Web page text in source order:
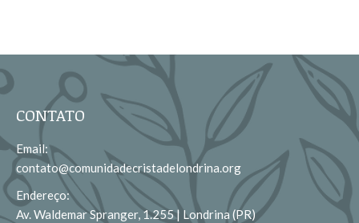
CONTATO
Email:
contato@comunidadecristadelondrina.org
Endereço:
Av. Waldemar Spranger, 1.255 | Londrina (PR)